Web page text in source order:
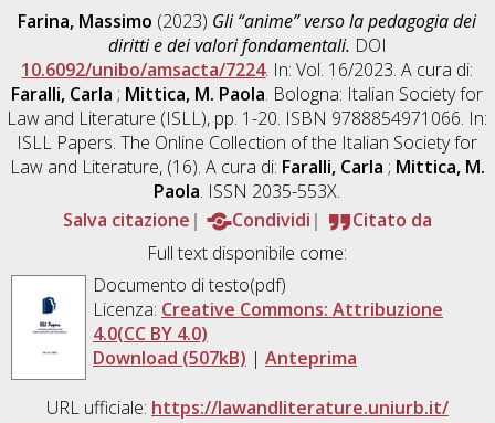
Farina, Massimo (2023) Gli “anime” verso la pedagogia dei
diritti e dei valori fondamentali. DOI
10.6092/unibo/amsacta/7224. In: Vol. 16/2023. A cura di:
Faralli, Carla ; Mittica, M. Paola. Bologna: Italian Society for
Law and Literature (ISLL), pp. 1-20. ISBN 9788854971066. In:
ISLL Papers. The Online Collection of the Italian Society for
Law and Literature, (16). A cura di: Faralli, Carla ; Mittica, M.
Paola. ISSN 2035-553X.
Salva citazione
Condividi
Citato da
Full text disponibile come:
Documento di testo(pdf)
Licenza: Creative Commons: Attribuzione
4.0(CC BY 4.0)
Download (507kB) | Anteprima
URL ufficiale: https://lawandliterature.uniurb.it/